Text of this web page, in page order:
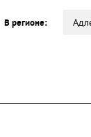
В регионе: